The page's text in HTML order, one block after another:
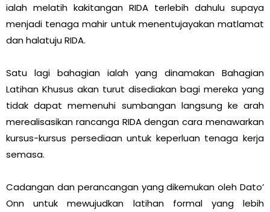
ialah melatih kakitangan RIDA terlebih dahulu supaya
menjadi tenaga mahir untuk menentujayakan matlamat
dan halatuju RIDA.
Satu lagi bahagian ialah yang dinamakan Bahagian
Latihan Khusus akan turut disediakan bagi mereka yang
tidak dapat memenuhi sumbangan langsung ke arah
merealisasikan rancanga RIDA dengan cara menawarkan
kursus-kursus persediaan untuk keperluan tenaga kerja
semasa.
Cadangan dan perancangan yang dikemukan oleh Dato’
Onn untuk mewujudkan latihan formal yang lebih